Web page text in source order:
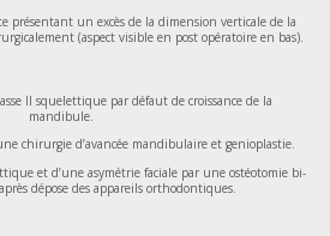
présentant un excès de la dimension verticale de la
(aspect visible en post opératoire en bas).
II squelettique par défaut de croissance de la
mandibule.
chirurgie d’avancée mandibulaire et genioplastie.
et d’une asymétrie faciale par une ostéotomie bi-
dépose des appareils orthodontiques.